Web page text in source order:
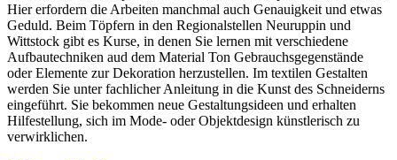
Hier erfordern die Arbeiten manchmal auch Genauigkeit und etwas
Geduld. Beim Töpfern in den Regionalstellen Neuruppin und
Wittstock gibt es Kurse, in denen Sie lernen mit verschiedene
Aufbautechniken aud dem Material Ton Gebrauchsgegenstände
oder Elemente zur Dekoration herzustellen. Im textilen Gestalten
werden Sie unter fachlicher Anleitung in die Kunst des Schneiderns
eingeführt. Sie bekommen neue Gestaltungsideen und erhalten
Hilfestellung, sich im Mode- oder Objektdesign künstlerisch zu
verwirklichen.